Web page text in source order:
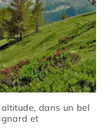
dans un bel
et